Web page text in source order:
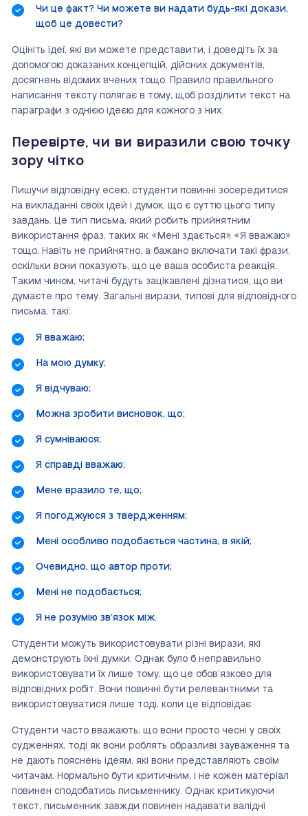
Чи це факт? Чи можете ви надати будь-які докази,
щоб це довести?
Оцініть ідеї, які ви можете представити, і доведіть їх за
допомогою доказаних концепцій, дійсних документів,
досягнень відомих вчених тощо. Правило правильного
написання тексту полягає в тому, щоб розділити текст на
параграфи з однією ідеєю для кожного з них.
Перевірте, чи ви виразили свою точку
зору чітко
Пишучи відповідну есею, студенти повинні зосередитися
на викладанні своїх ідей і думок, що є суттю цього типу
завдань. Це тип письма, який робить прийнятним
використання фраз, таких як «Мені здається», «Я вважаю»
тощо. Навіть не прийнятно, а бажано включати такі фрази,
оскільки вони показують, що це ваша особиста реакція.
Таким чином, читачі будуть зацікавлені дізнатися, що ви
думаєте про тему. Загальні вирази, типові для відповідного
письма, такі:
Я вважаю;
На мою думку;
Я відчуваю;
Можна зробити висновок, що;
Я сумніваюся;
Я справді вважаю;
Мене вразило те, що;
Я погоджуюся з твердженням;
Мені особливо подобається частина, в якій;
Очевидно, що автор проти;
Мені не подобається;
Я не розумію зв’язок між.
Студенти можуть використовувати різні вирази, які
демонструють їхні думки. Однак було б неправильно
використовувати їх лише тому, що це обов’язково для
відповідних робіт. Вони повинні бути релевантними та
використовуватися лише тоді, коли це відповідає.
Студенти часто вважають, що вони просто чесні у своїх
судженнях, тоді як вони роблять образливі зауваження та
не дають пояснень ідеям, які вони представляють своїм
читачам. Нормально бути критичним, і не кожен матеріал
повинен сподобатись письменнику. Однак критикуючи
текст, письменник завжди повинен надавати валідні